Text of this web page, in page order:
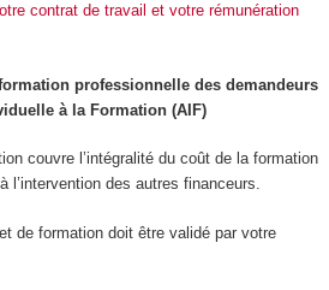
contrat de travail et votre rémunération
professionnelle des demandeurs
à la Formation (AIF)
couvre l’intégralité du coût de la formation
l’intervention des autres financeurs.
de formation doit être validé par votre